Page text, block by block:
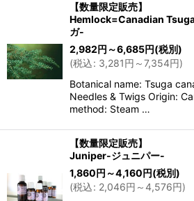
【数量限定販売】
Hemlock=Canadian
ガ-
2,982円 ～6,685円(税別)
(税込: 3,281円 ～7,354円)
Botanical name: Tsuga
Needles & Twigs Origin:
method: Steam …
【数量限定販売】
Juniper-ジュニパー-
1,860円 ～4,160円(税別)
(税込: 2,046円 ～4,576円)